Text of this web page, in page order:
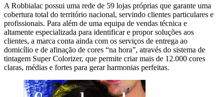
A Robbialac possui uma rede de 59 lojas próprias que garante uma
cobertura total do território nacional, servindo clientes particulares e
profissionais. Para além de uma equipa de vendas técnica e
altamente especializada para identificar e propor soluções aos
clientes, a marca conta ainda com os serviços de entrega ao
domicílio e de afinação de cores “na hora”, através do sistema de
tintagem Super Colorizer, que permite criar mais de 12.000 cores
claras, médias e fortes para gerar harmonias perfeitas.